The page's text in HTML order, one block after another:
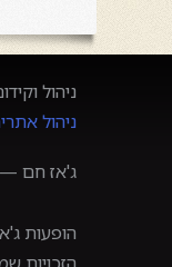
ניהול
ניהול
ג'אז חם —
הופעות